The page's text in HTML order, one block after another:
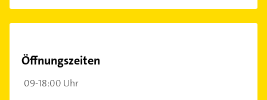
Öffnungszeiten
09-18:00 Uhr